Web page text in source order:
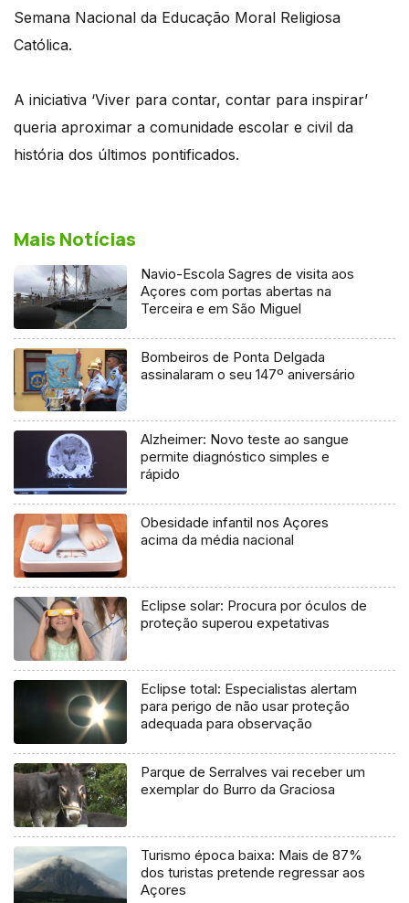
Semana Nacional da Educação Moral Religiosa
Católica.
A iniciativa ‘Viver para contar, contar para inspirar’
queria aproximar a comunidade escolar e civil da
história dos últimos pontificados.
Mais Notícias
Navio-Escola Sagres de visita aos
Açores com portas abertas na
Terceira e em São Miguel
Bombeiros de Ponta Delgada
assinalaram o seu 147º aniversário
Alzheimer: Novo teste ao sangue
permite diagnóstico simples e
rápido
Obesidade infantil nos Açores
acima da média nacional
Eclipse solar: Procura por óculos de
proteção superou expetativas
Eclipse total: Especialistas alertam
para perigo de não usar proteção
adequada para observação
Parque de Serralves vai receber um
exemplar do Burro da Graciosa
Turismo época baixa: Mais de 87%
dos turistas pretende regressar aos
Açores